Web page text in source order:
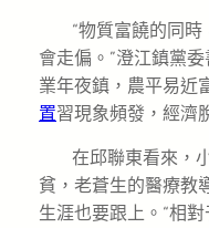
“物質富饒的同
會走偏。”澄江鎮黨
業年夜鎮，農平易近
置習現象頻發，經濟
在邱聯東看來，
貧，老蒼生的醫療教
生涯也要跟上。“相